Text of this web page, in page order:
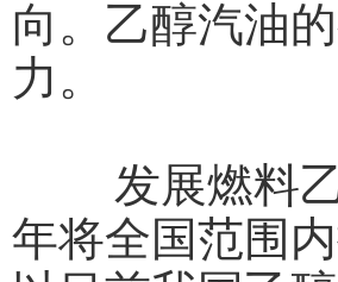
向。乙醇汽油
力。
发展燃料乙
年将全国范围